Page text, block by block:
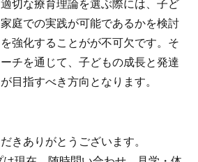
切な療育理論を選ぶ際には、子ど
庭での実践が可能であるかを検討
強化することがが不可欠です。そ
チを通じて、子どもの成長と発達
目指すべき方向となります。
きありがとうございます。